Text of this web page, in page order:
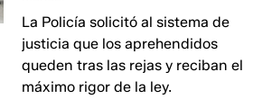
La Policía solicitó al sistema de
justicia que los aprehendidos
queden tras las rejas y reciban el
máximo rigor de la ley.